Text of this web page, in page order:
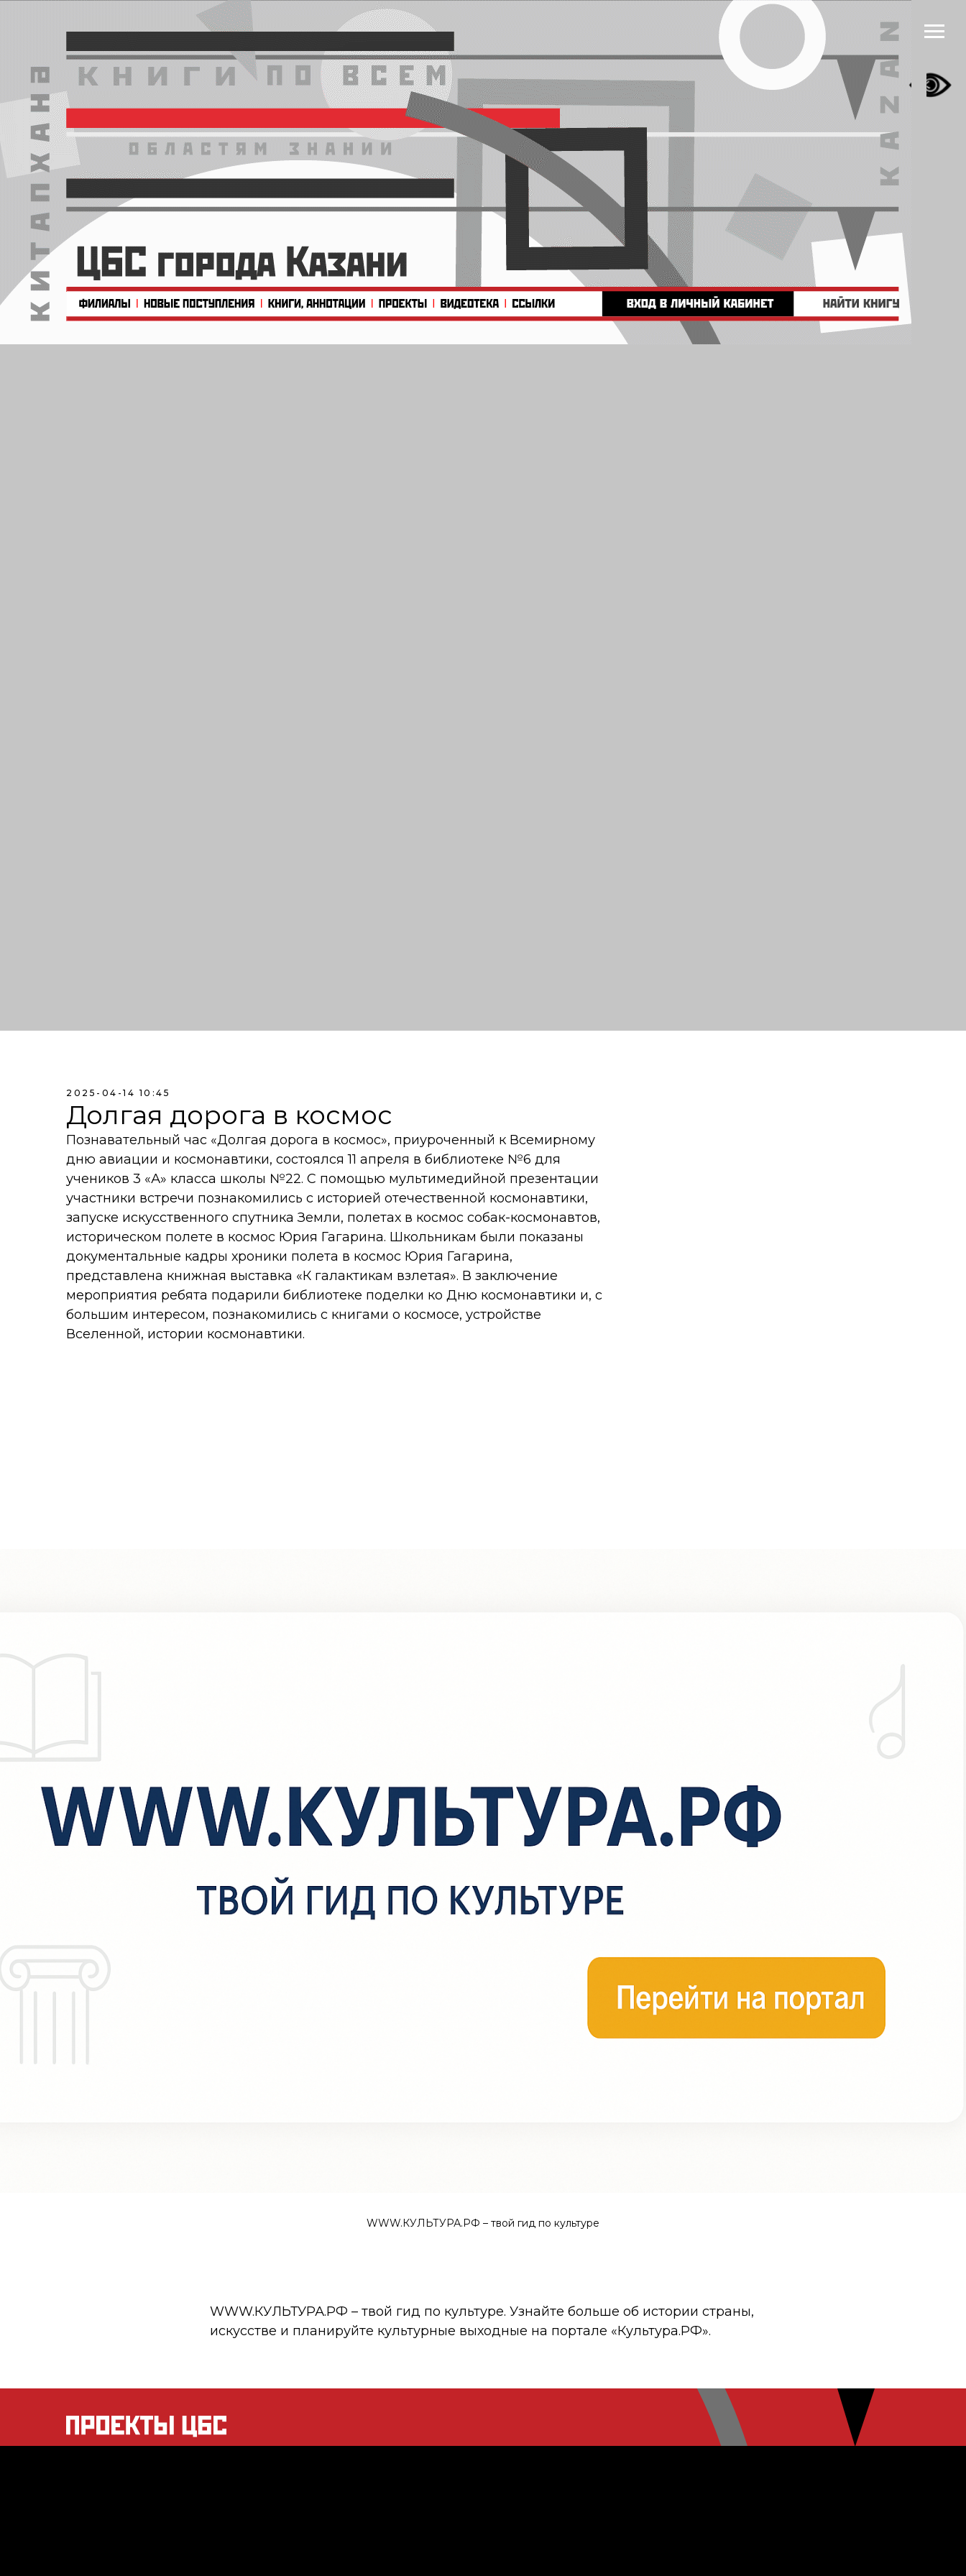
2025-04-14 10:45
Долгая дорога в космос
Познавательный час «Долгая дорога в космос», приуроченный к Всемирному
дню авиации и космонавтики, состоялся 11 апреля в библиотеке №6 для
учеников 3 «А» класса школы №22. С помощью мультимедийной презентации
участники встречи познакомились с историей отечественной космонавтики,
запуске искусственного спутника Земли, полетах в космос собак-космонавтов,
историческом полете в космос Юрия Гагарина. Школьникам были показаны
документальные кадры хроники полета в космос Юрия Гагарина,
представлена книжная выставка «К галактикам взлетая». В заключение
мероприятия ребята подарили библиотеке поделки ко Дню космонавтики и, с
большим интересом, познакомились с книгами о космосе, устройстве
Вселенной, истории космонавтики.
WWW.КУЛЬТУРА.РФ – твой гид по культуре
WWW.КУЛЬТУРА.РФ – твой гид по культуре. Узнайте больше об истории страны,
искусстве и планируйте культурные выходные на портале «Культура.РФ».